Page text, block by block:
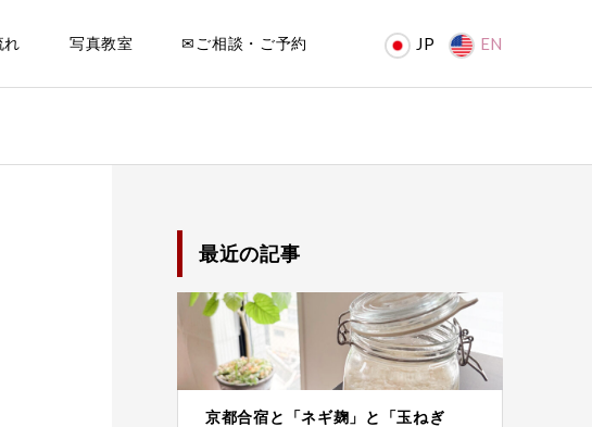
れ 写真教室 ✉ご相談・ご予約 JP EN
最近の記事
京都合宿と「ネギ麹」と「玉ねぎ